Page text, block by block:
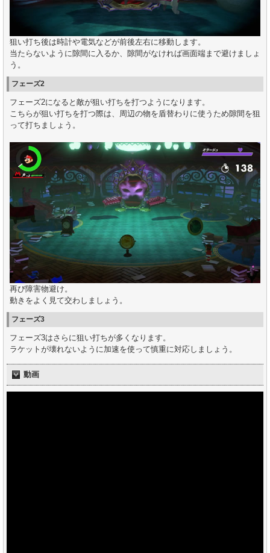
狙い打ち後は時計や電気などが前後左右に移動します。
当たらないように隙間に入るか、隙間がなければ画面端まで避けましょ
う。
フェーズ2
フェーズ2になると敵が狙い打ちを打つようになります。
こちらが狙い打ちを打つ際は、周辺の物を盾替わりに使うため隙間を狙
って打ちましょう。
再び障害物避け。
動きをよく見て交わしましょう。
フェーズ3
フェーズ3はさらに狙い打ちが多くなります。
ラケットが壊れないように加速を使って慎重に対応しましょう。
動画